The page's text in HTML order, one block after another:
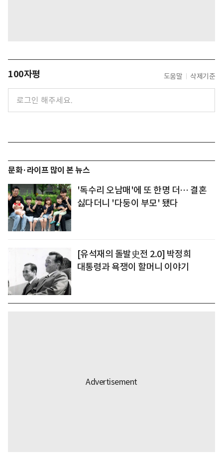
100자평 도움말 삭제기준
문화·라이프 많이 본 뉴스
'독수리 오남매'에 또 한명 더… 결혼
싫다더니 '다둥이 부모' 됐다
[유석재의 돌발史전 2.0] 박정희
대통령과 욕쟁이 할머니 이야기